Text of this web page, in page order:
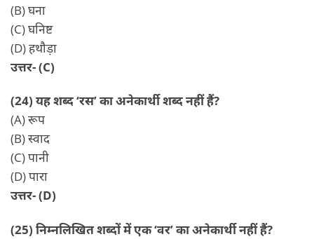
(B) घना
(C) घनिष्ट
(D) हथौड़ा
उत्तर- (C)
(24) यह शब्द ‘रस’ का अनेकार्थी शब्द नहीं हैं?
(A) रूप
(B) स्वाद
(C) पानी
(D) पारा
उत्तर- (D)
(25) निम्नलिखित शब्दों में एक ‘वर’ का अनेकार्थी नहीं हैं?